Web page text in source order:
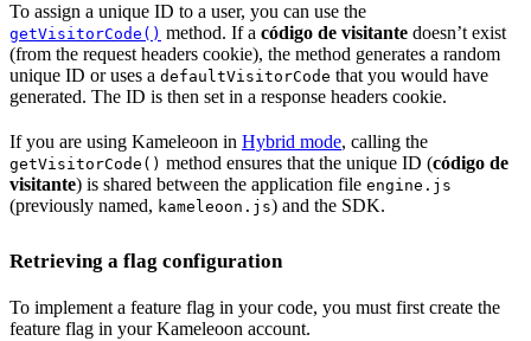
To assign a unique ID to a user, you can use the
getVisitorCode() method. If a código de visitante doesn’t exist
(from the request headers cookie), the method generates a random
unique ID or uses a defaultVisitorCode that you would have
generated. The ID is then set in a response headers cookie.
If you are using Kameleoon in Hybrid mode, calling the
getVisitorCode() method ensures that the unique ID (código de
visitante) is shared between the application file engine.js
(previously named, kameleoon.js) and the SDK.
Retrieving a flag configuration
To implement a feature flag in your code, you must first create the
feature flag in your Kameleoon account.